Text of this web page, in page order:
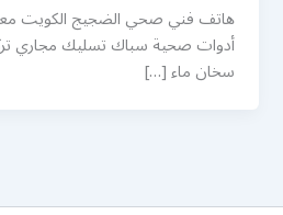
هاتف فني صحي الضجيج الكويت
أدوات صحية سباك تسليك مجاري
سخان ماء […]